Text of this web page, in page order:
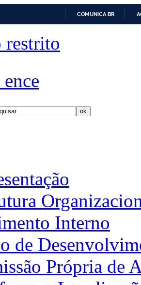
COMUNICA BR
restrito
Interno
de
Própria de